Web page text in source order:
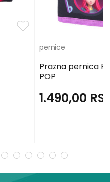
pernice
Prazna pernica
POP
1.490,00
7 8 9 10 11 12